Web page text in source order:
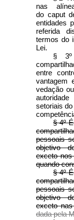
nas
do caput
entidades
referida
termos do
Lei.
§
entre
vantagem
vedação
setoriais
§ 4º
pessoais
objetivo
exceto
quando
§ 4º
pessoais
objetivo
exceto
dada pela